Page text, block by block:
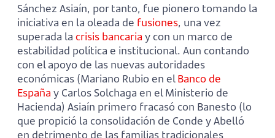
Sánchez Asiaín, por tanto, fue pionero tomando la
iniciativa en la oleada de fusiones, una vez
superada la crisis bancaria y con un marco de
estabilidad política e institucional. Aun contando
con el apoyo de las nuevas autoridades
económicas (Mariano Rubio en elBanco de
España y Carlos Solchaga en el Ministerio de
Hacienda) Asiaín primero fracasó con Banesto (lo
que propició la consolidación de Conde y Abelló
en detrimento de las familias tradicionales